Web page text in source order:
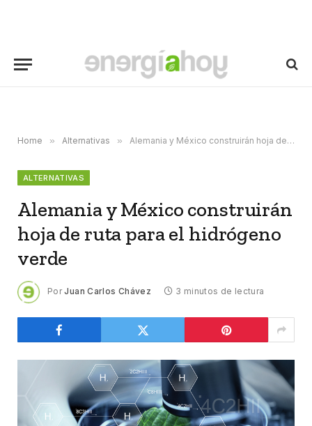
Home » Alternativas » Alemania y México construirán hoja de ruta para el hidrógeno verde
ALTERNATIVAS
Alemania y México construirán
hoja de ruta para el hidrógeno
verde
Por Juan Carlos Chávez 3 minutos de lectura